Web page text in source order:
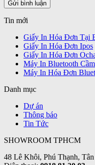
Tin mới
Giấy In Hóa Đơn Tại
Giấy In Hóa Đơn Ipos
Giấy In Hóa Đơn
Máy In Bluetooth
Máy In Hóa Đơn
Danh mục
Dự án
Thông báo
Tin Tức
SHOWROOM TPHCM
48 Lê Khôi, Phú Thạnh,